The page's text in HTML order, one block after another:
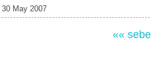
30 May 2007
««